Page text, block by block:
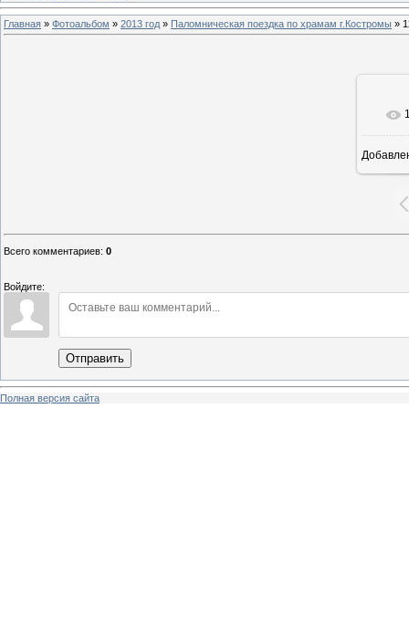
Главная » Фотоальбом » 2013 год » Паломническая поездка по храмам г.Костромы »
Всего комментариев: 0
Войдите:
Отправить
Полная версия сайта